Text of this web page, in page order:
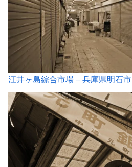
江井ヶ島綜合市場 – 兵庫県明石市